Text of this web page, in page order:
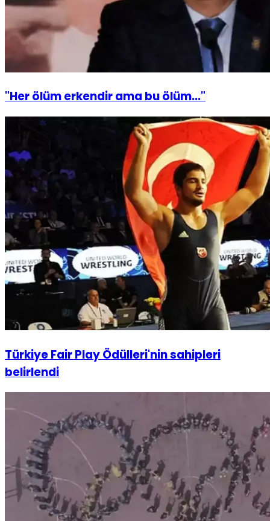
"Her ölüm erkendir ama bu ölüm..."
Türkiye Fair Play Ödülleri'nin sahipleri
belirlendi